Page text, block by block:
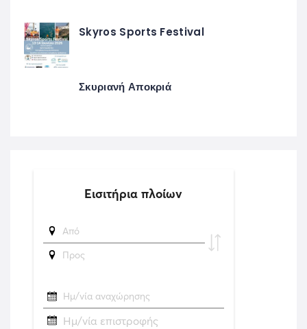
Skyros Sports Festival
Σκυριανή Αποκριά